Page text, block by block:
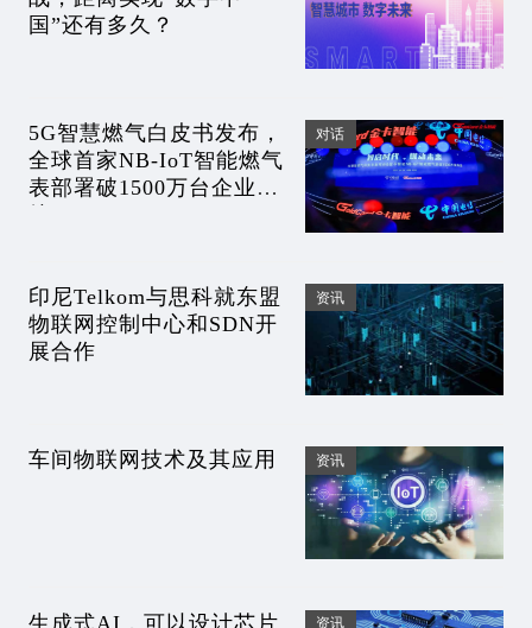
国”还有多久？
5G智慧燃气白皮书发布，
全球首家NB-IoT智能燃气
表部署破1500万台企业出
对话
印尼Telkom与思科就东盟
物联网控制中心和SDN开
展合作
资讯
车间物联网技术及其应用 资讯
生成式AI，可以设计芯片 资讯